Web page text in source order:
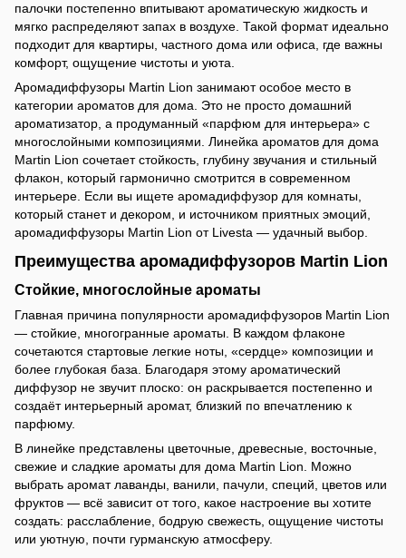
палочки постепенно впитывают ароматическую жидкость и
мягко распределяют запах в воздухе. Такой формат идеально
подходит для квартиры, частного дома или офиса, где важны
комфорт, ощущение чистоты и уюта.
Аромадиффузоры Martin Lion занимают особое место в
категории ароматов для дома. Это не просто домашний
ароматизатор, а продуманный «парфюм для интерьера» с
многослойными композициями. Линейка ароматов для дома
Martin Lion сочетает стойкость, глубину звучания и стильный
флакон, который гармонично смотрится в современном
интерьере. Если вы ищете аромадиффузор для комнаты,
который станет и декором, и источником приятных эмоций,
аромадиффузоры Martin Lion от Livesta — удачный выбор.
Преимущества аромадиффузоров Martin Lion
Стойкие, многослойные ароматы
Главная причина популярности аромадиффузоров Martin Lion
— стойкие, многогранные ароматы. В каждом флаконе
сочетаются стартовые легкие ноты, «сердце» композиции и
более глубокая база. Благодаря этому ароматический
диффузор не звучит плоско: он раскрывается постепенно и
создаёт интерьерный аромат, близкий по впечатлению к
парфюму.
В линейке представлены цветочные, древесные, восточные,
свежие и сладкие ароматы для дома Martin Lion. Можно
выбрать аромат лаванды, ванили, пачули, специй, цветов или
фруктов — всё зависит от того, какое настроение вы хотите
создать: расслабление, бодрую свежесть, ощущение чистоты
или уютную, почти гурманскую атмосферу.